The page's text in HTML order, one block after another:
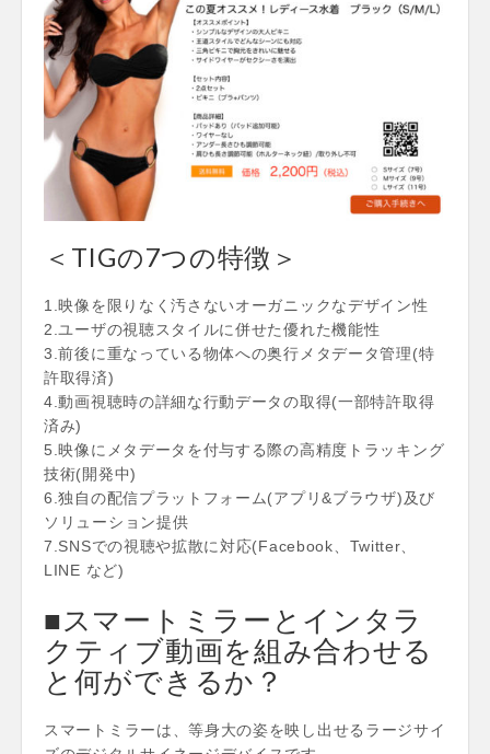
＜TIGの7つの特徴＞
1.映像を限りなく汚さないオーガニックなデザイン性
2.ユーザの視聴スタイルに併せた優れた機能性
3.前後に重なっている物体への奥行メタデータ管理(特
許取得済)
4.動画視聴時の詳細な行動データの取得(一部特許取得
済み)
5.映像にメタデータを付与する際の高精度トラッキング
技術(開発中)
6.独自の配信プラットフォーム(アプリ&ブラウザ)及び
ソリューション提供
7.SNSでの視聴や拡散に対応(Facebook、Twitter、
LINE など)
■スマートミラーとインタラ
クティブ動画を組み合わせる
と何ができるか？
スマートミラーは、等身大の姿を映し出せるラージサイ